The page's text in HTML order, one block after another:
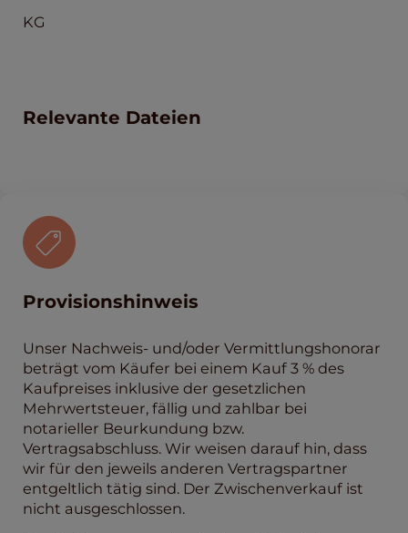
KG
Relevante Dateien
Provisionshinweis
Unser Nachweis- und/oder Vermittlungshonorar
beträgt vom Käufer bei einem Kauf 3 % des
Kaufpreises inklusive der gesetzlichen
Mehrwertsteuer, fällig und zahlbar bei
notarieller Beurkundung bzw.
Vertragsabschluss. Wir weisen darauf hin, dass
wir für den jeweils anderen Vertragspartner
entgeltlich tätig sind. Der Zwischenverkauf ist
nicht ausgeschlossen.